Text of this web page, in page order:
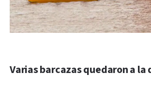
Varias barcazas quedaron a la